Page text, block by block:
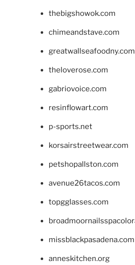
thebigshowok.com
chimeandstave.com
greatwallseafoodny.com
theloverose.com
gabriovoice.com
resinflowart.com
p-sports.net
korsairstreetwear.com
petshopallston.com
avenue26tacos.com
topgglasses.com
missblackpasadena.com
anneskitchen.org